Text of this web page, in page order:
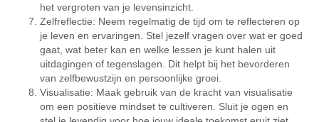
het vergroten van je levensinzicht.
Zelfreflectie: Neem regelmatig de tijd om te reflecteren op
je leven en ervaringen. Stel jezelf vragen over wat er goed
gaat, wat beter kan en welke lessen je kunt halen uit
uitdagingen of tegenslagen. Dit helpt bij het bevorderen
van zelfbewustzijn en persoonlijke groei.
Visualisatie: Maak gebruik van de kracht van visualisatie
om een positieve mindset te cultiveren. Sluit je ogen en